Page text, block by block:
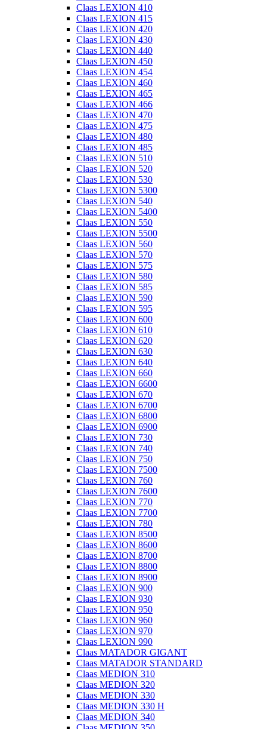
Claas LEXION 410
Claas LEXION 415
Claas LEXION 420
Claas LEXION 430
Claas LEXION 440
Claas LEXION 450
Claas LEXION 454
Claas LEXION 460
Claas LEXION 465
Claas LEXION 466
Claas LEXION 470
Claas LEXION 475
Claas LEXION 480
Claas LEXION 485
Claas LEXION 510
Claas LEXION 520
Claas LEXION 530
Claas LEXION 5300
Claas LEXION 540
Claas LEXION 5400
Claas LEXION 550
Claas LEXION 5500
Claas LEXION 560
Claas LEXION 570
Claas LEXION 575
Claas LEXION 580
Claas LEXION 585
Claas LEXION 590
Claas LEXION 595
Claas LEXION 600
Claas LEXION 610
Claas LEXION 620
Claas LEXION 630
Claas LEXION 640
Claas LEXION 660
Claas LEXION 6600
Claas LEXION 670
Claas LEXION 6700
Claas LEXION 6800
Claas LEXION 6900
Claas LEXION 730
Claas LEXION 740
Claas LEXION 750
Claas LEXION 7500
Claas LEXION 760
Claas LEXION 7600
Claas LEXION 770
Claas LEXION 7700
Claas LEXION 780
Claas LEXION 8500
Claas LEXION 8600
Claas LEXION 8700
Claas LEXION 8800
Claas LEXION 8900
Claas LEXION 900
Claas LEXION 930
Claas LEXION 950
Claas LEXION 960
Claas LEXION 970
Claas LEXION 990
Claas MATADOR GIGANT
Claas MATADOR STANDARD
Claas MEDION 310
Claas MEDION 320
Claas MEDION 330
Claas MEDION 330 H
Claas MEDION 340